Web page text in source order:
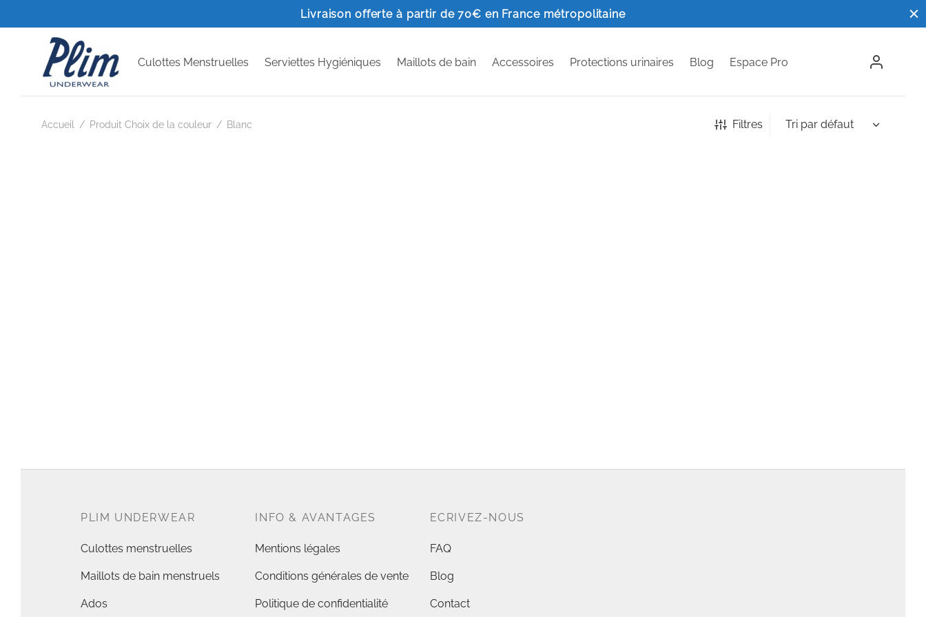
Livraison offerte à partir de 70€ en France métropolitaine
Culottes Menstruelles Serviettes Hygiéniques Maillots de bain Accessoires Protections urinaires Blog Espace Pro
Accueil / Produit Choix de la couleur / Blanc Filtres
INFO & AVANTAGES
Mentions légales
Conditions générales de vente
Politique de confidentialité
ECRIVEZ-NOUS
FAQ
Blog
Contact
PLIM UNDERWEAR
Culottes menstruelles
Maillots de bain menstruels
Ados